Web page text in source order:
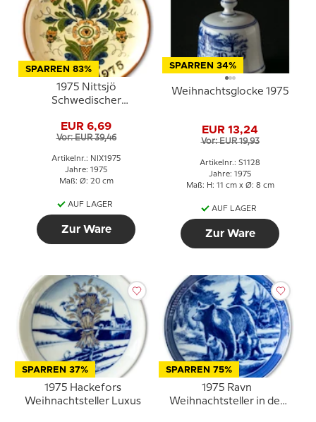
SPARREN 83%
1975 Nittsjö
Schwedischer
EUR 6,69
Vor: EUR 39,46
Artikelnr.: NIX1975
Jahre: 1975
Maß: Ø: 20 cm
AUF LAGER
Zur Ware
SPARREN 34%
Weihnachtsglocke 1975
EUR 13,24
Vor: EUR 19,93
Artikelnr.: S1128
Jahre: 1975
Maß: H: 11 cm x Ø: 8 cm
AUF LAGER
Zur Ware
SPARREN 37%
1975 Hackefors
Weihnachtsteller Luxus
SPARREN 75%
1975 Ravn
Weihnachtsteller in der